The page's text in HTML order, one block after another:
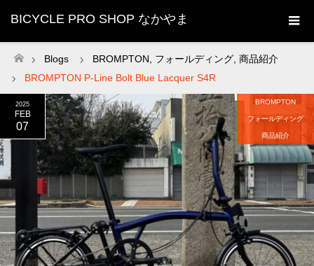
BICYCLE PRO SHOP なかやま
ホーム
Blogs BROMPTON フォールディング 商品紹介
BROMPTON P-Line Bolt Blue Lacquer S4R
2025
FEB
07
BROMPTON
フォールディング
商品紹介